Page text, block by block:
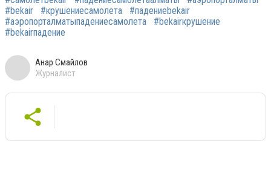
#bekair
#крушениесамолета
#падениеbekair
#аэропорталматыпадениесамолета
#bekairкрушение
#bekairпадение
Анар Смайлов
Журналист